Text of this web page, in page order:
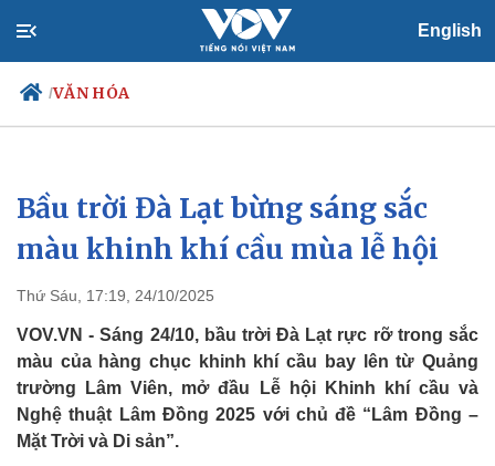
English
/VĂN HÓA
Chính trị
Đảng
Tổ chức nhân sự
Nhận diện sự thật
Xã hội
Dự báo thời tiết
Việc làm
Biển đảo
Bầu trời Đà Lạt bừng sáng sắc
màu khinh khí cầu mùa lễ hội
Thứ Sáu, 17:19, 24/10/2025
VOV.VN - Sáng 24/10, bầu trời Đà Lạt rực rỡ trong sắc
màu của hàng chục khinh khí cầu bay lên từ Quảng
trường Lâm Viên, mở đầu Lễ hội Khinh khí cầu và
Nghệ thuật Lâm Đồng 2025 với chủ đề “Lâm Đồng –
Mặt Trời và Di sản”.